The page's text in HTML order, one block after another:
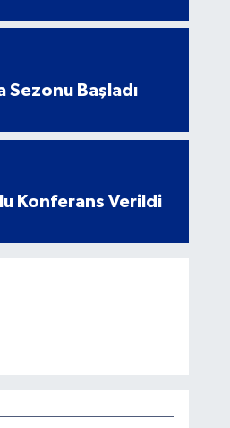
Sezonu Başladı
Konferans Verildi